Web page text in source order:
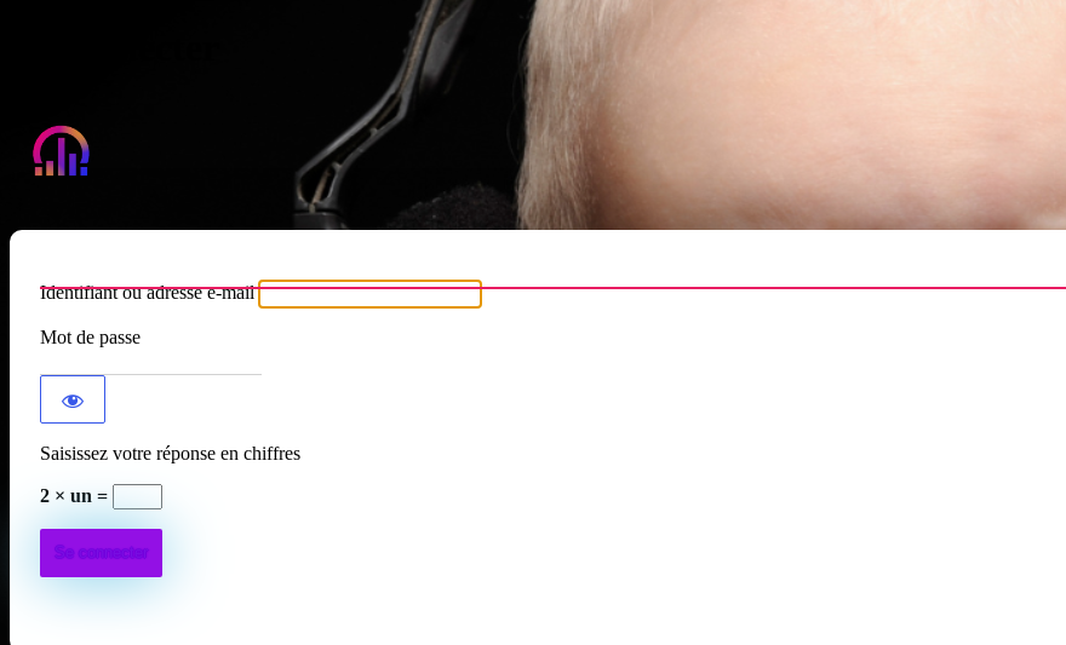
Atypique RADIO
Identifiant ou adresse e-mail
Mot de passe
Saisissez votre réponse en chiffres
2 × un =